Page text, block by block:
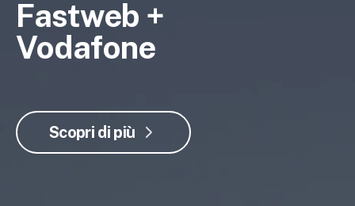
Fastweb +
Vodafone
Scopri di più